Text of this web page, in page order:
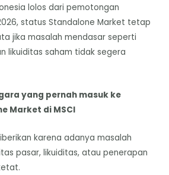
lolos dari pemotongan
status Standalone Market tetap
jika masalah mendasar seperti
likuiditas saham tidak segera
yang pernah masuk ke
Market di MSCI
karena adanya masalah
pasar, likuiditas, atau penerapan